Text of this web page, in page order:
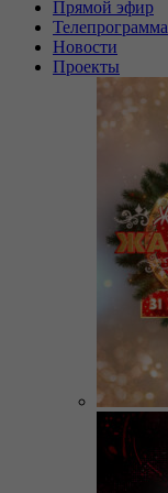
Прямой эфир
Телепрограмма
Новости
Проекты